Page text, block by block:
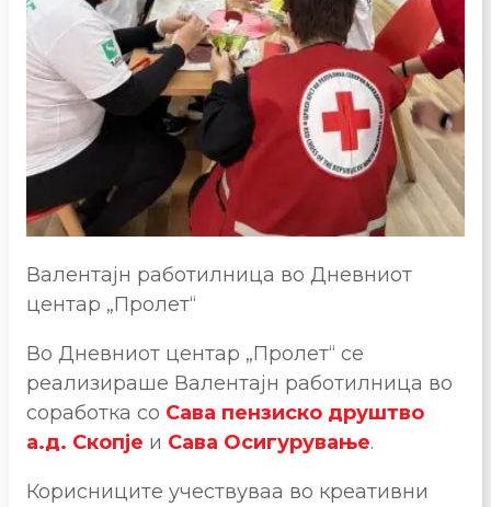
Валентајн работилница во Дневниот
центар „Пролет“
Во Дневниот центар „Пролет“ се
реализираше Валентајн работилница во
соработка со Сава пензиско друштво
а.д. Скопје и Сава Осигурување.
Корисниците учествуваа во креативни